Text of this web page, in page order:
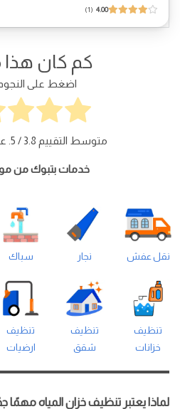
4.00
1
كم كان هذا
اضغط على النجوم
متوسط التقييم 3.8 / 5. عدد التقييمات:
خدمات بتبوك من
نقل عفش نجار سباك
تنظيف
خزانات
تنظيف
شقق
تنظيف
ارضيات
لماذا يعتبر تنظيف خزان المياه مهمًا